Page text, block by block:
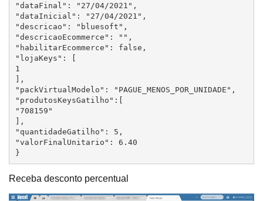
"dataFinal": "27/04/2021",
"dataInicial": "27/04/2021",
"descricao": "bluesoft",
"descricaoEcommerce": "",
"habilitarEcommerce": false,
"lojaKeys": [
1
],
"packVirtualModelo": "PAGUE_MENOS_POR_UNIDADE",
"produtosKeysGatilho":[
"708159"
],
"quantidadeGatilho": 5,
"valorFinalUnitario": 6.40
}
Receba desconto percentual